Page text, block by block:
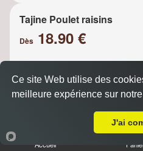
Tajine Poulet raisins
Dès 18.90 €
Oignons
Accueil Panier
Ce site Web utilise des
meilleure expérience sur
J'ai